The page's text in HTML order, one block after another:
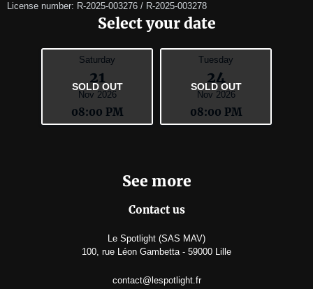
License number: R-2025-003276 / R-2025-003278
Select your date
Saturday
21
Nov 2026
08:00 PM
SOLD OUT
Tuesday
24
Nov 2026
08:00 PM
SOLD OUT
See more
Contact us
Le Spotlight (SAS MAV)
100, rue Léon Gambetta - 59000 Lille
contact@lespotlight.fr